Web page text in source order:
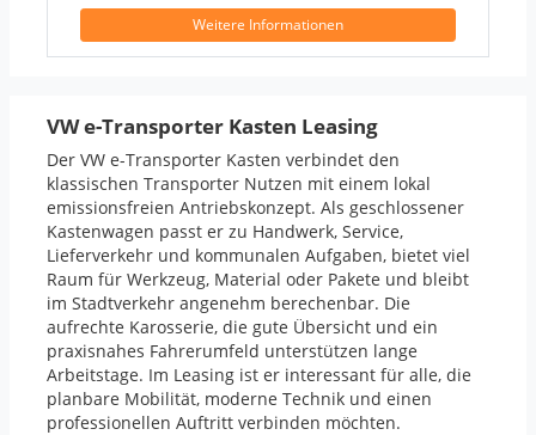
Weitere Informationen
VW e-Transporter Kasten Leasing
Der VW e-Transporter Kasten verbindet den
klassischen Transporter Nutzen mit einem lokal
emissionsfreien Antriebskonzept. Als geschlossener
Kastenwagen passt er zu Handwerk, Service,
Lieferverkehr und kommunalen Aufgaben, bietet viel
Raum für Werkzeug, Material oder Pakete und bleibt
im Stadtverkehr angenehm berechenbar. Die
aufrechte Karosserie, die gute Übersicht und ein
praxisnahes Fahrerumfeld unterstützen lange
Arbeitstage. Im Leasing ist er interessant für alle, die
planbare Mobilität, moderne Technik und einen
professionellen Auftritt verbinden möchten.